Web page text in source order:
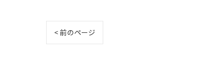
< 前のページ